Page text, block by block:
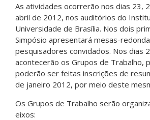
As atividades ocorrerão nos dias 23,
abril de 2012, nos auditórios do
Universidade de Brasília. Nos dois
Simpósio apresentará mesas-
pesquisadores convidados. Nos dias
acontecerão os Grupos de Trabalho,
poderão ser feitas inscrições de
de janeiro 2012, por meio deste
Os Grupos de Trabalho serão
eixos: